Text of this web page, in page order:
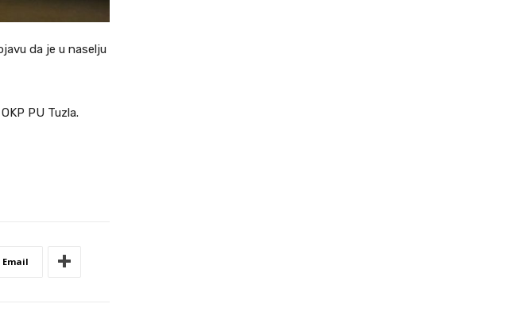
da je u naselju
PU Tuzla.
Email